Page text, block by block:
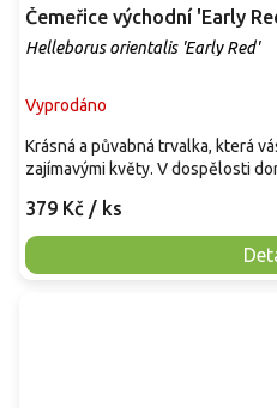
Čemeřice východní 'Early
Helleborus orientalis 'Early Red'
Vyprodáno
379 Kč / ks
Krásná a půvabná trvalka, která
zajímavými květy. V dospělosti